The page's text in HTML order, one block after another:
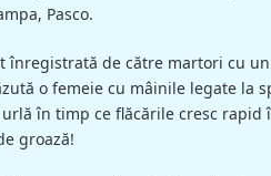
Pasco.
înregistrată de către martori cu
o femeie cu mâinile legate la
în timp ce flăcările cresc
groază!